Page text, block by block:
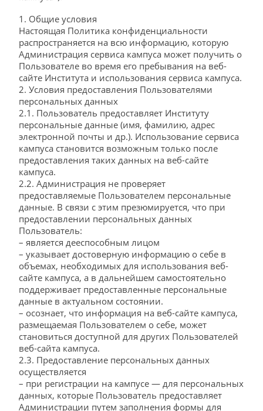
1. Общие условия
Настоящая Политика конфиденциальности
распространяется на всю информацию, которую
Администрация сервиса кампуса может получить о
Пользователе во время его пребывания на веб-
сайте Института и использования сервиса кампуса.
2. Условия предоставления Пользователями
персональных данных
2.1. Пользователь предоставляет Институту
персональные данные (имя, фамилию, адрес
электронной почты и др.). Использование сервиса
кампуса становится возможным только после
предоставления таких данных на веб-сайте
кампуса.
2.2. Администрация не проверяет
предоставляемые Пользователем персональные
данные. В связи с этим презюмируется, что при
предоставлении персональных данных
Пользователь:
– является дееспособным лицом
– указывает достоверную информацию о себе в
объемах, необходимых для использования веб-
сайте кампуса, а в дальнейшем самостоятельно
поддерживает предоставленные персональные
данные в актуальном состоянии.
– осознает, что информация на веб-сайте кампуса,
размещаемая Пользователем о себе, может
становиться доступной для других Пользователей
веб-сайта кампуса.
2.3. Предоставление персональных данных
осуществляется
– при регистрации на кампусе — для персональных
данных, которые Пользователь предоставляет
Администрации путем заполнения формы для